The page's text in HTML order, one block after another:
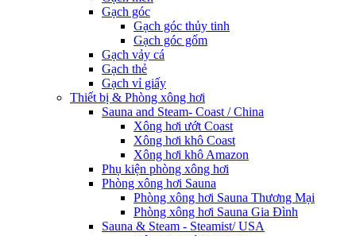
Gạch góc
Gạch góc thủy tinh
Gạch góc gốm
Gạch vảy cá
Gạch thẻ
Gạch vỉ giấy
Thiết bị & Phòng xông hơi
Sauna and Steam- Coast / China
Xông hơi ướt Coast
Xông hơi khô Coast
Xông hơi khô Amazon
Phụ kiện phòng xông hơi
Phòng xông hơi Sauna
Phòng xông hơi Sauna Thương Mại
Phòng xông hơi Sauna Gia Đình
Sauna & Steam - Steamist/ USA